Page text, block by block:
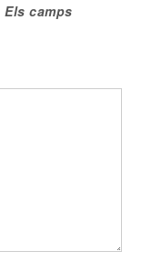
Els camps